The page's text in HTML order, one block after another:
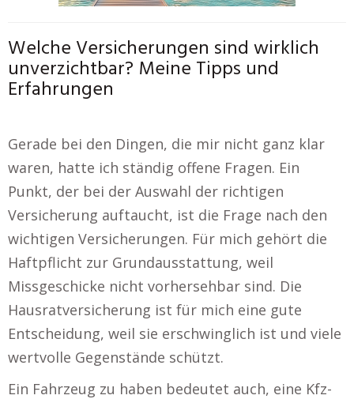
Welche Versicherungen sind wirklich
unverzichtbar? Meine Tipps und
Erfahrungen
Gerade bei den Dingen, die mir nicht ganz klar
waren, hatte ich ständig offene Fragen. Ein
Punkt, der bei der Auswahl der richtigen
Versicherung auftaucht, ist die Frage nach den
wichtigen Versicherungen. Für mich gehört die
Haftpflicht zur Grundausstattung, weil
Missgeschicke nicht vorhersehbar sind. Die
Hausratversicherung ist für mich eine gute
Entscheidung, weil sie erschwinglich ist und viele
wertvolle Gegenstände schützt.
Ein Fahrzeug zu haben bedeutet auch, eine Kfz-